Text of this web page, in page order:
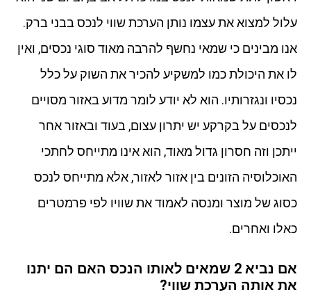
עלול למצוא את עצמו נותן הערכת שווי לנכס בבני ברק.
אנו מבינים כי שמאי נחשף להרבה מאוד סוגי נכסים, ואין
לו את היכולת כמו למשקיע להכיר את השוק על כלל
נכסיו ונגזרותיו. הוא לא יודע לומר מדוע באזור מסויים
לנכסים על בקרקע יש יתרון עצום, בעוד ובאזור אחר
ייתכן וזה חסרון גדול מאוד, הוא אינו מתייחס לחתכי
האוכלוסיה הזונים בין אזור לאזור, אלא מתייחס לנכס
כסוג של מוצר ומנסה לאמוד את שוויו לפי פרמטרים
כאלו ואחרים.
אם נביא 2 שמאים לאותו הנכס האם הם יתנו
את אותה הערכת שווי?